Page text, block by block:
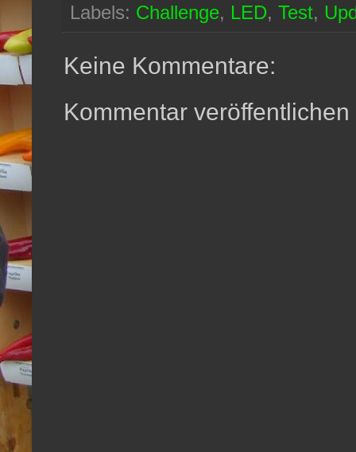
Labels: Challenge, LED, Test,
Keine Kommentare:
Kommentar veröffentlichen